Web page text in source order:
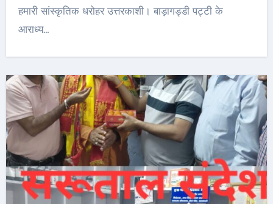
हमारी सांस्कृतिक धरोहर उत्तरकाशी। बाड़ागड्डी पट्टी के
आराध्य…